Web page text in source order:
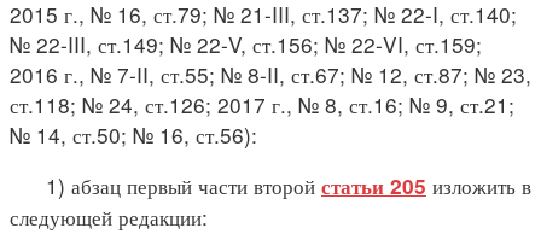
2015 г., № 16, ст.79; № 21-III, ст.137; № 22-I, ст.140;
№ 22-III, ст.149; № 22-V, ст.156; № 22-VI, ст.159;
2016 г., № 7-II, ст.55; № 8-II, ст.67; № 12, ст.87; № 23,
ст.118; № 24, ст.126; 2017 г., № 8, ст.16; № 9, ст.21;
№ 14, ст.50; № 16, ст.56):
1) абзац первый части второй статьи 205 изложить в
следующей редакции: